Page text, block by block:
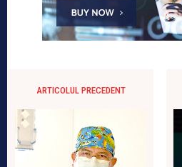
ARTICOLUL PRECEDENT